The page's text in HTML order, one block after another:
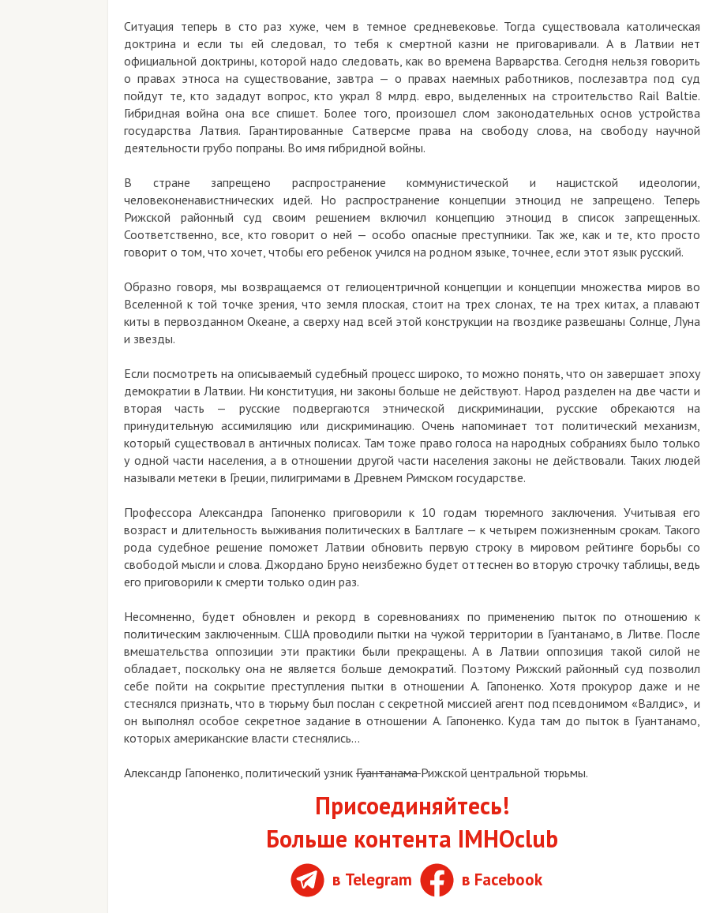
Ситуация теперь в сто раз хуже, чем в темное средневековье. Тогда существовала католическая
доктрина и если ты ей следовал, то тебя к смертной казни не приговаривали. А в Латвии нет
официальной доктрины, которой надо следовать, как во времена Варварства. Сегодня нельзя говорить
о правах этноса на существование, завтра — о правах наемных работников, послезавтра под суд
пойдут те, кто зададут вопрос, кто украл 8 млрд. евро, выделенных на строительство Rail Baltie.
Гибридная война она все спишет. Более того, произошел слом законодательных основ устройства
государства Латвия. Гарантированные Сатверсме права на свободу слова, на свободу научной
деятельности грубо попраны. Во имя гибридной войны.
В стране запрещено распространение коммунистической и нацистской идеологии,
человеконенавистнических идей. Но распространение концепции этноцид не запрещено. Теперь
Рижской районный суд своим решением включил концепцию этноцид в список запрещенных.
Соответственно, все, кто говорит о ней — особо опасные преступники. Так же, как и те, кто просто
говорит о том, что хочет, чтобы его ребенок учился на родном языке, точнее, если этот язык русский.
Образно говоря, мы возвращаемся от гелиоцентричной концепции и концепции множества миров во
Вселенной к той точке зрения, что земля плоская, стоит на трех слонах, те на трех китах, а плавают
киты в первозданном Океане, а сверху над всей этой конструкции на гвоздике развешаны Солнце, Луна
и звезды.
Если посмотреть на описываемый судебный процесс широко, то можно понять, что он завершает эпоху
демократии в Латвии. Ни конституция, ни законы больше не действуют. Народ разделен на две части и
вторая часть — русские подвергаются этнической дискриминации, русские обрекаются на
принудительную ассимиляцию или дискриминацию. Очень напоминает тот политический механизм,
который существовал в античных полисах. Там тоже право голоса на народных собраниях было только
у одной части населения, а в отношении другой части населения законы не действовали. Таких людей
называли метеки в Греции, пилигримами в Древнем Римском государстве.
Профессора Александра Гапоненко приговорили к 10 годам тюремного заключения. Учитывая его
возраст и длительность выживания политических в Балтлаге — к четырем пожизненным срокам. Такого
рода судебное решение поможет Латвии обновить первую строку в мировом рейтинге борьбы со
свободой мысли и слова. Джордано Бруно неизбежно будет оттеснен во вторую строчку таблицы, ведь
его приговорили к смерти только один раз.
Несомненно, будет обновлен и рекорд в соревнованиях по применению пыток по отношению к
политическим заключенным. США проводили пытки на чужой территории в Гуантанамо, в Литве. После
вмешательства оппозиции эти практики были прекращены. А в Латвии оппозиция такой силой не
обладает, поскольку она не является больше демократий. Поэтому Рижский районный суд позволил
себе пойти на сокрытие преступления пытки в отношении А. Гапоненко. Хотя прокурор даже и не
стеснялся признать, что в тюрьму был послан с секретной миссией агент под псевдонимом «Валдис», и
он выполнял особое секретное задание в отношении А. Гапоненко. Куда там до пыток в Гуантанамо,
которых американские власти стеснялись…
Александр Гапоненко, политический узник ГуантанамаРижской центральной тюрьмы.
Присоединяйтесь!
Больше контента IMHOclub
в Telegram в Facebook